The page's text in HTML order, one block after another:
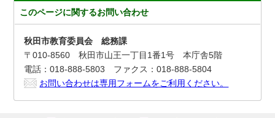
このページに関するお問い合わせ
秋田市教育委員会 総務課
〒010-8560 秋田市山王一丁目1番1号 本庁舎5階
電話：018-888-5803 ファクス：018-888-5804
お問い合わせは専用フォームをご利用ください。